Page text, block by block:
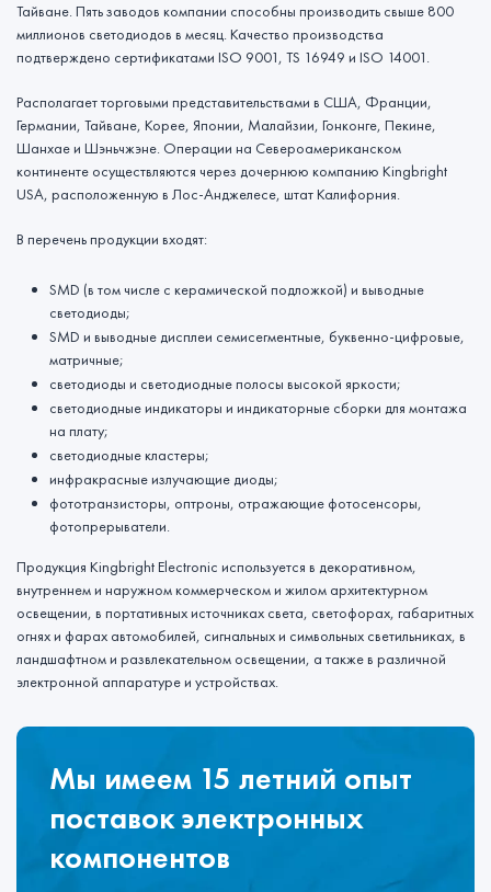
Тайване. Пять заводов компании способны производить свыше 800
миллионов светодиодов в месяц. Качество производства
подтверждено сертификатами ISO 9001, TS 16949 и ISO 14001.
Располагает торговыми представительствами в США, Франции,
Германии, Тайване, Корее, Японии, Малайзии, Гонконге, Пекине,
Шанхае и Шэньчжэне. Операции на Североамериканском
континенте осуществляются через дочернюю компанию Kingbright
USA, расположенную в Лос-Анджелесе, штат Калифорния.
В перечень продукции входят:
SMD (в том числе с керамической подложкой) и выводные
светодиоды;
SMD и выводные дисплеи семисегментные, буквенно-цифровые,
матричные;
светодиоды и светодиодные полосы высокой яркости;
светодиодные индикаторы и индикаторные сборки для монтажа
на плату;
светодиодные кластеры;
инфракрасные излучающие диоды;
фототранзисторы, оптроны, отражающие фотосенсоры,
фотопрерыватели.
Продукция Kingbright Electronic используется в декоративном,
внутреннем и наружном коммерческом и жилом архитектурном
освещении, в портативных источниках света, светофорах, габаритных
огнях и фарах автомобилей, сигнальных и символьных светильниках, в
ландшафтном и развлекательном освещении, а также в различной
электронной аппаратуре и устройствах.
Мы имеем 15 летний опыт
поставок электронных
компонентов